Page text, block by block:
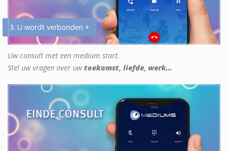
3. U wordt verbonden +
Uw consult met een medium start.
Stel uw vragen over uwtoekomst, liefde, werk...